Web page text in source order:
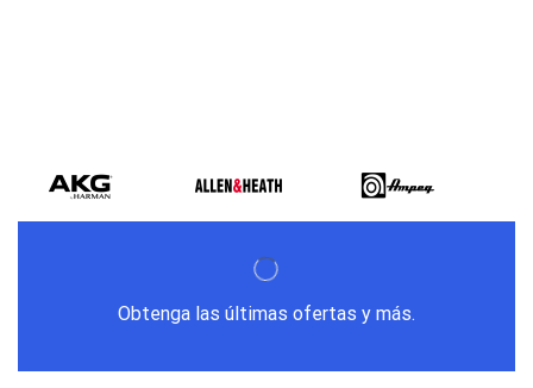
Obtenga las últimas ofertas y más.